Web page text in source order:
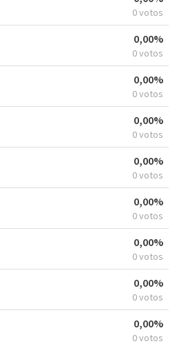
0 votos
0,00%
0 votos
0,00%
0 votos
0,00%
0 votos
0,00%
0 votos
0,00%
0 votos
0,00%
0 votos
0,00%
0 votos
0,00%
0 votos